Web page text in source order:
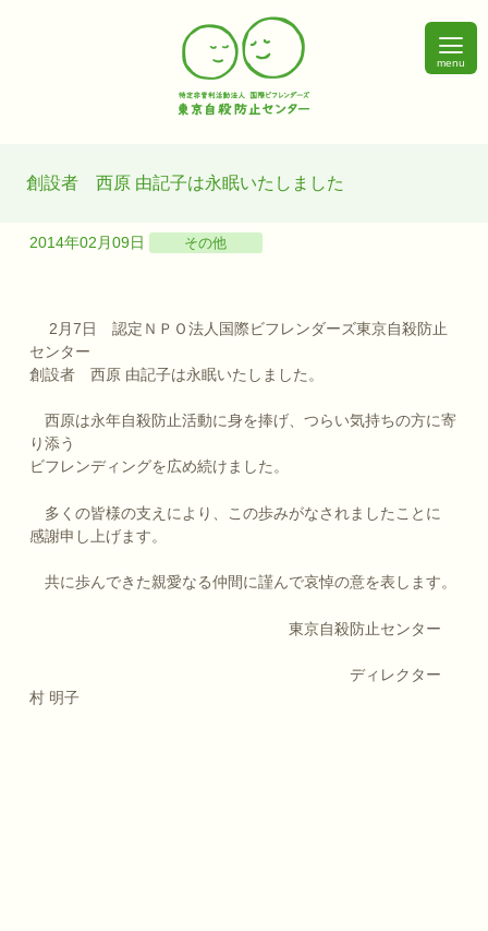
menu
創設者 西原 由記子は永眠いたしました
2014年02月09日 その他
2月7日 認定ＮＰＯ法人国際ビフレンダーズ東京自殺防止
センター
創設者 西原 由記子は永眠いたしました。
西原は永年自殺防止活動に身を捧げ、つらい気持ちの方に寄
り添う
ビフレンディングを広め続けました。
多くの皆様の支えにより、この歩みがなされましたことに
感謝申し上げます。
共に歩んできた親愛なる仲間に謹んで哀悼の意を表します。
東京自殺防止センター
ディレクター
村 明子